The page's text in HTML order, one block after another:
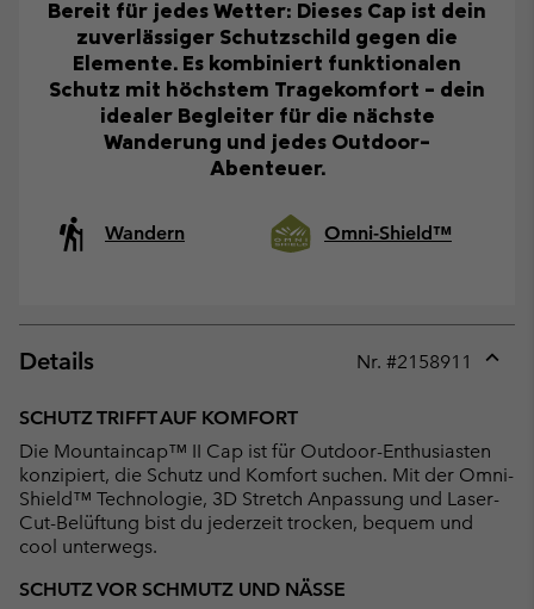
Bereit für jedes Wetter: Dieses Cap ist dein
zuverlässiger Schutzschild gegen die
Elemente. Es kombiniert funktionalen
Schutz mit höchstem Tragekomfort – dein
idealer Begleiter für die nächste
Wanderung und jedes Outdoor-
Abenteuer.
Wandern Omni-Shield™
Details Nr. #2158911
SCHUTZ TRIFFT AUF KOMFORT
Die Mountaincap™ II Cap ist für Outdoor-Enthusiasten
konzipiert, die Schutz und Komfort suchen. Mit der Omni-
Shield™ Technologie, 3D Stretch Anpassung und Laser-
Cut-Belüftung bist du jederzeit trocken, bequem und
cool unterwegs.
SCHUTZ VOR SCHMUTZ UND NÄSSE